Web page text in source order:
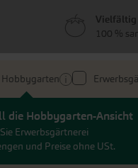
Hobbygarten
die Hobbygarten-Ansicht
Erwerbsgärtnerei
und Preise ohne USt.
Vielfältig
100 %